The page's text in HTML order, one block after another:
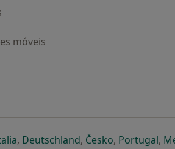
móveis
separador
num novo separador
abre num novo separador
, Deutschlandabre num novo
, Českoabre num
, Portugal,